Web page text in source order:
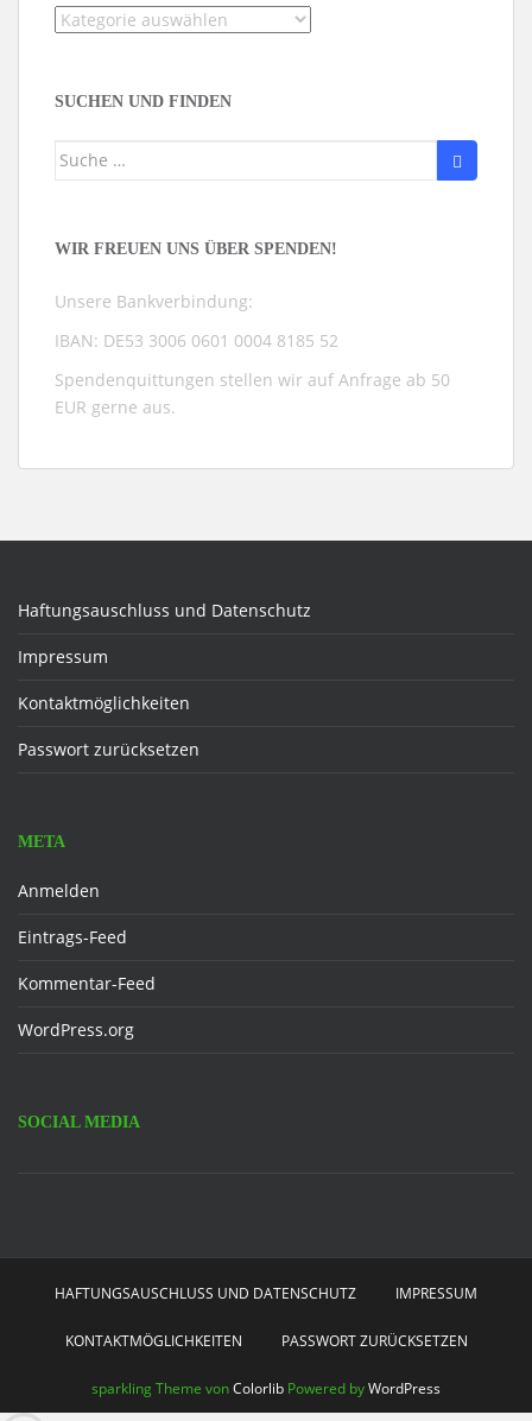
Beiträge
SUCHEN UND FINDEN
Suche
WIR FREUEN UNS ÜBER SPENDEN!
Unsere Bankverbindung:
IBAN: DE53 3006 0601 0004 8185 52
Spendenquittungen stellen wir auf Anfrage ab 50
EUR gerne aus.
Haftungsauschluss und Datenschutz
Impressum
Kontaktmöglichkeiten
Passwort zurücksetzen
META
Anmelden
Eintrags-Feed
Kommentar-Feed
WordPress.org
SOCIAL MEDIA
HAFTUNGSAUSCHLUSS UND DATENSCHUTZ IMPRESSUM
KONTAKTMÖGLICHKEITEN PASSWORT ZURÜCKSETZEN
sparkling Theme vonColorlib Powered byWordPress